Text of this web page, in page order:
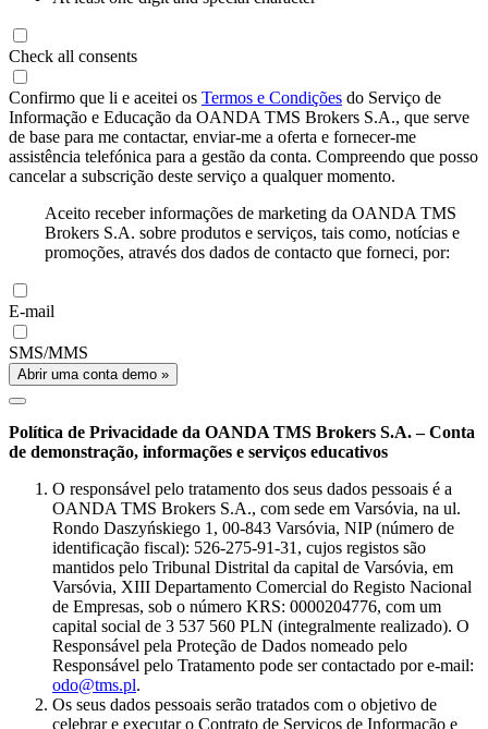
Check all consents
Confirmo que li e aceitei os Termos e Condições do Serviço de
Informação e Educação da OANDA TMS Brokers S.A., que serve
de base para me contactar, enviar-me a oferta e fornecer-me
assistência telefónica para a gestão da conta. Compreendo que posso
cancelar a subscrição deste serviço a qualquer momento.
Aceito receber informações de marketing da OANDA TMS
Brokers S.A. sobre produtos e serviços, tais como, notícias e
promoções, através dos dados de contacto que forneci, por:
E-mail
SMS/MMS
Abrir uma conta demo »
Política de Privacidade da OANDA TMS Brokers S.A. – Conta
de demonstração, informações e serviços educativos
O responsável pelo tratamento dos seus dados pessoais é a
OANDA TMS Brokers S.A., com sede em Varsóvia, na ul.
Rondo Daszyńskiego 1, 00-843 Varsóvia, NIP (número de
identificação fiscal): 526-275-91-31, cujos registos são
mantidos pelo Tribunal Distrital da capital de Varsóvia, em
Varsóvia, XIII Departamento Comercial do Registo Nacional
de Empresas, sob o número KRS: 0000204776, com um
capital social de 3 537 560 PLN (integralmente realizado). O
Responsável pela Proteção de Dados nomeado pelo
Responsável pelo Tratamento pode ser contactado por e-mail:
odo@tms.pl.
Os seus dados pessoais serão tratados com o objetivo de
celebrar e executar o Contrato de Serviços de Informação e